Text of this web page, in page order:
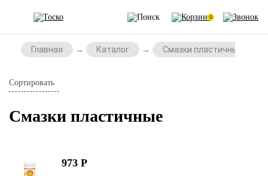
0
Главная Каталог Смазки пластичные
Сортировать
Смазки пластичные
973 Р